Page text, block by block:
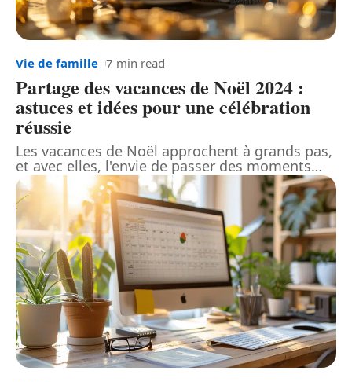
Vie de famille 7 min read
Partage des vacances de Noël 2024 :
astuces et idées pour une célébration
réussie
Les vacances de Noël approchent à grands pas,
et avec elles, l'envie de passer des moments…